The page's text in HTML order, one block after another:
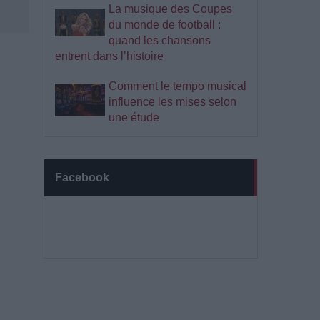
La musique des Coupes
du monde de football :
quand les chansons
entrent dans l’histoire
Comment le tempo musical
influence les mises selon
une étude
Facebook